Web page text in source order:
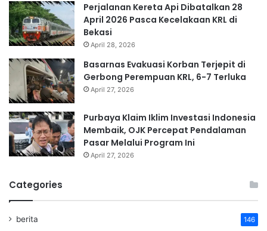
Perjalanan Kereta Api Dibatalkan 28
April 2026 Pasca Kecelakaan KRL di
Bekasi
April 28, 2026
Basarnas Evakuasi Korban Terjepit di
Gerbong Perempuan KRL, 6-7 Terluka
April 27, 2026
Purbaya Klaim Iklim Investasi Indonesia
Membaik, OJK Percepat Pendalaman
Pasar Melalui Program Ini
April 27, 2026
Categories
berita 146